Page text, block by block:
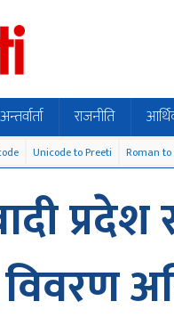
अन्तर्वार्ता राजनीति
Unicode to Preeti Roman
प्रदेश